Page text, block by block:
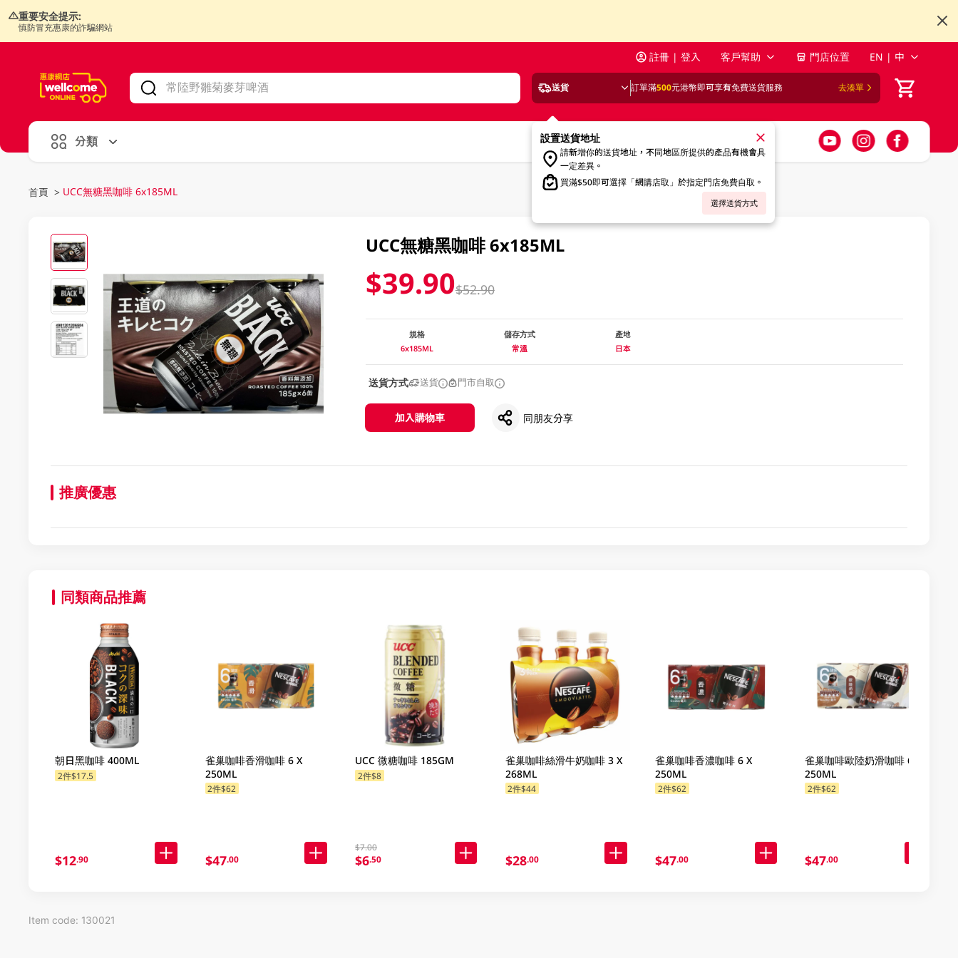
重要安全提示:
慎防冒充惠康的詐騙網站
註冊 | 登入 客戶幫助 門店位置 EN | 中
送貨 訂單滿500元港幣即可享有免費送貨服務 去湊單
設置送貨地址
請新增你的送貨地址，不同地區所提供的產品有機會具
一定差異。
買滿$50即可選擇「網購店取」於指定門店免費自取。
選擇送貨方式
分類
首頁 > UCC無糖黑咖啡 6x185ML
UCC無糖黑咖啡 6x185ML
$39.90$52.90
規格
6x185ML
儲存方式
常溫
產地
日本
送貨方式 送貨 門市自取
加入購物車 同朋友分享
推廣優惠
同類商品推薦
朝日黑咖啡 400ML
2件$17.5
$12.90
雀巢咖啡香滑咖啡 6 X
250ML
2件$62
$47.00
UCC 微糖咖啡 185GM
2件$8
$7.00
$6.50
雀巢咖啡絲滑牛奶咖啡 3 X
268ML
2件$44
$28.00
雀巢咖啡香濃咖啡 6 X
250ML
2件$62
$47.00
雀巢咖啡歐陸奶滑咖啡 6 X
250ML
2件$62
$47.00
Item code: 130021